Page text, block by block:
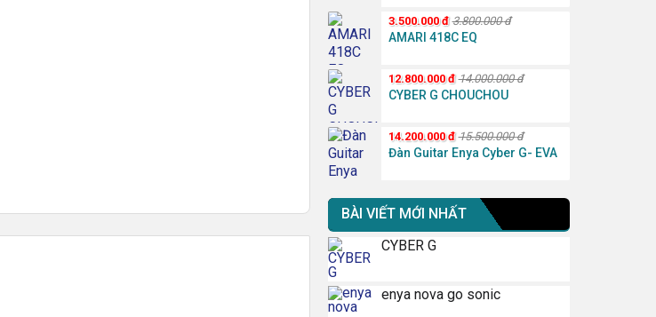
3.500.000 đ 3.800.000 đ
AMARI 418C EQ
12.800.000 đ 14.000.000 đ
CYBER G CHOUCHOU
14.200.000 đ 15.500.000 đ
Đàn Guitar Enya Cyber G- EVA
BÀI VIẾT MỚI NHẤT
CYBER G
enya nova go sonic